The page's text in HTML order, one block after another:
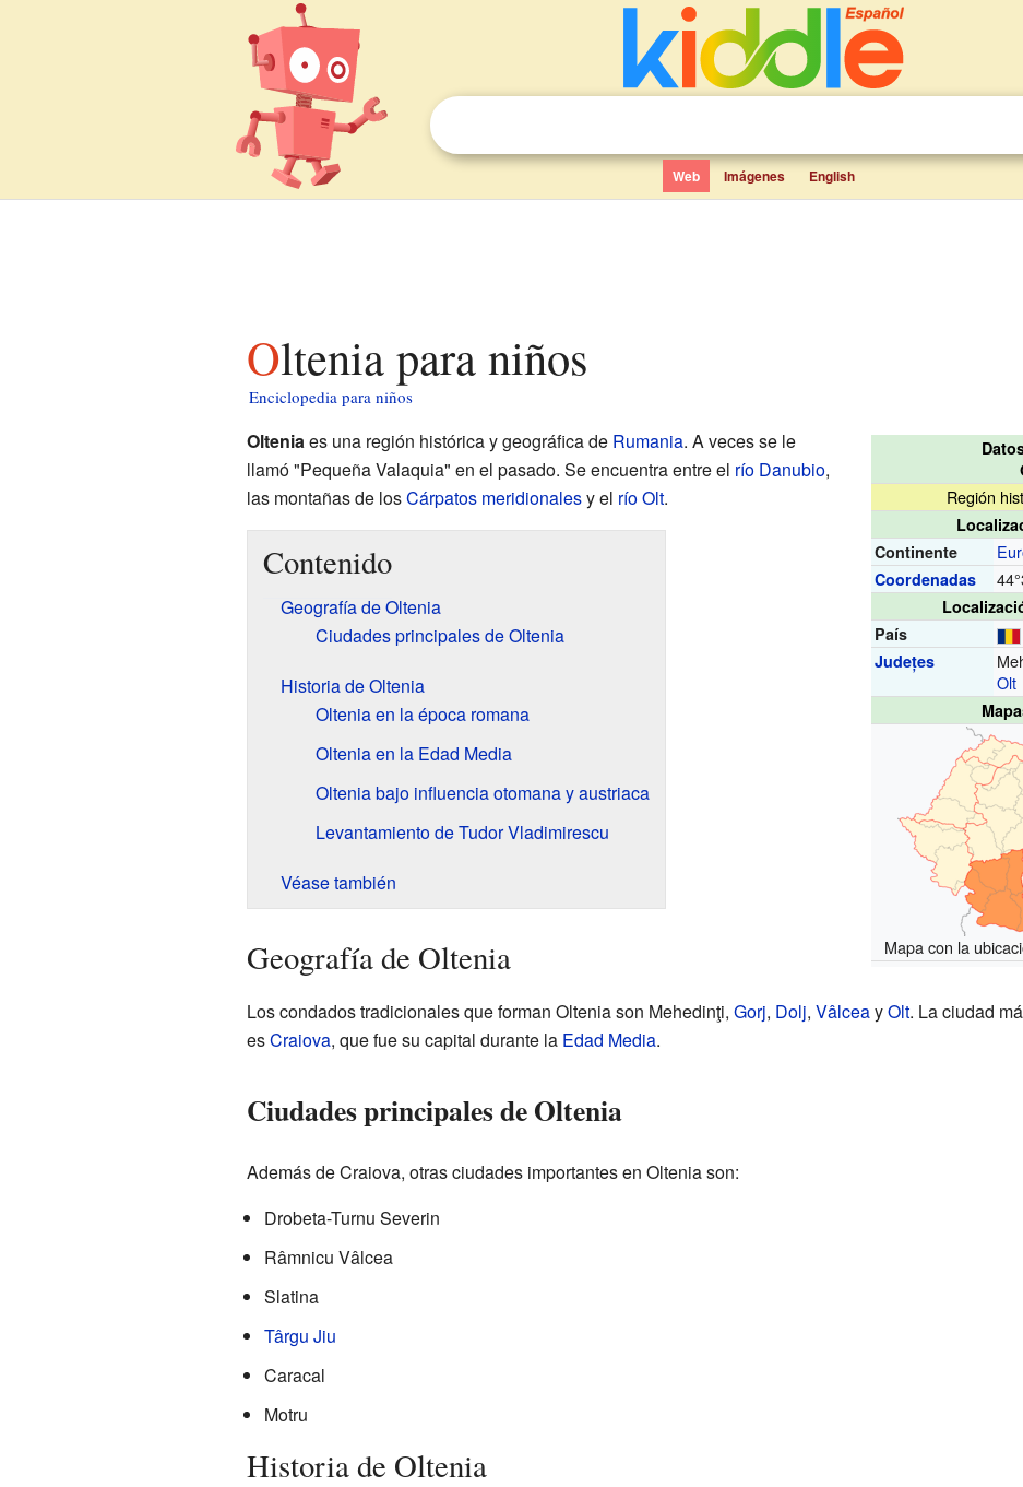
Web Imágenes English
Oltenia para niños
Enciclopedia para niños
Región
Continente
Coordenadas
País
Județes
Olt
Mapa con la
Olteniaes una región histórica y geográfica de Rumania. A veces se le
llamó "Pequeña Valaquia" en el pasado. Se encuentra entre el río Danubio,
las montañas de losCárpatos meridionalesy el río Olt.
Contenido
Geografía de Oltenia
Ciudades principales de Oltenia
Historia de Oltenia
Oltenia en la época romana
Oltenia en la Edad Media
Oltenia bajo influencia otomana y austriaca
Levantamiento de Tudor Vladimirescu
Véase también
Geografía de Oltenia
Los condados tradicionales que forman Oltenia son Mehedinţi, Gorj, Dolj, VâlceayOlt. La ciudad
esCraiova, que fue su capital durante la Edad Media.
Ciudades principales de Oltenia
Además de Craiova, otras ciudades importantes en Oltenia son:
Drobeta-Turnu Severin
Râmnicu Vâlcea
Slatina
Târgu Jiu
Caracal
Motru
Historia de Oltenia